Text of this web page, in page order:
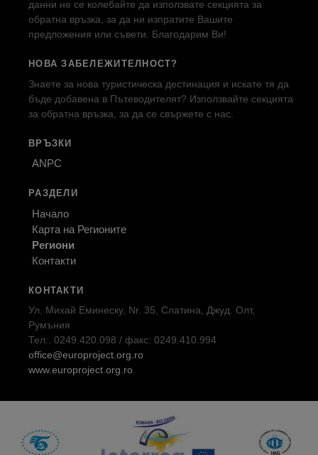
данни не се колебайте да използвате секцията за
обратна връзка, за да ни изпратите Вашите
предложения или съвети. Благодарим Ви!
НОВА ЗАБЕЛЕЖИТЕЛНОСТ?
Знаете за нова туристическа дестинация и искате тя да
бъде добавена в Пътеводителят? Използвайте секцията
за обратна връзка, за да се свържете с нас.
ВРЪЗКИ
ANPC
РАЗДЕЛИ
Начало
Карта на Регионите
Региони
Контакти
КОНТАКТИ
Ул. Михай Еминеску, Nr. 35, Слатина, Джуд. Олт,
Румъния
Тел:. 0249.420.098 / факс: 0249.410.994
office@europroject.org.ro
www.europroject.org.ro